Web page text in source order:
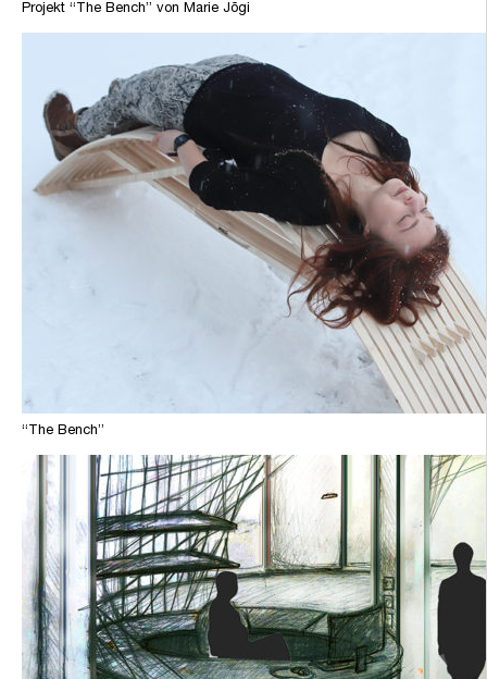
Projekt “The Bench” von Marie Jõgi
“The Bench”